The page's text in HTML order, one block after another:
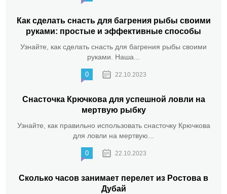
Как сделать снасть для багрения рыбы своими
руками: простые и эффективные способы
Узнайте, как сделать снасть для багрения рыбы своими
руками. Наша...
0 22.10.2023
Снасточка Крючкова для успешной ловли на
мертвую рыбку
Узнайте, как правильно использовать снасточку Крючкова
для ловли на мертвую...
0 22.10.2023
Сколько часов занимает перелет из Ростова в
Дубай